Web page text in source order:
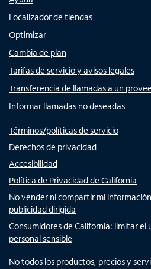
Localizador de tiendas
Optimizar
Cambia de plan
Tarifas de servicio y avisos legales
Transferencia de llamadas a un
Informar llamadas no deseadas
Términos/políticas de servicio
Derechos de privacidad
Accesibilidad
Política de Privacidad de California
No vender ni compartir mi
publicidad dirigida
Consumidores de California: limitar el
personal sensible
No todos los productos, precios y